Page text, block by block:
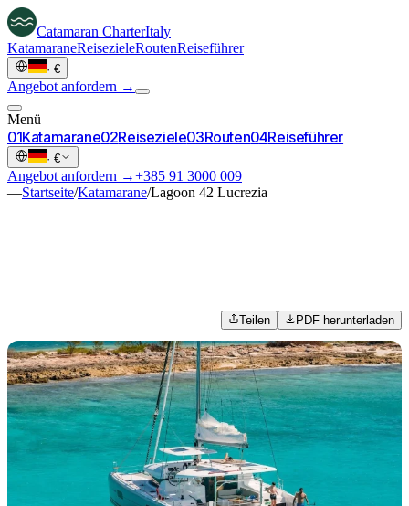
Catamaran CharterItaly
KatamaraneReisezieleRoutenReiseführer
· €
Angebot anfordern →
Menü
01Katamarane02Reiseziele03Routen04Reiseführer
· €
Angebot anfordern →+385 91 3000 009
—Startseite/Katamarane/Lagoon 42 Lucrezia
Teilen PDF herunterladen